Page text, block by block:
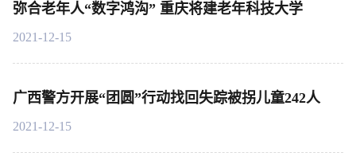
弥合老年人“数字鸿沟” 重庆将建老年科技大学
2021-12-15
广西警方开展“团圆”行动找回失踪被拐儿童242人
2021-12-15